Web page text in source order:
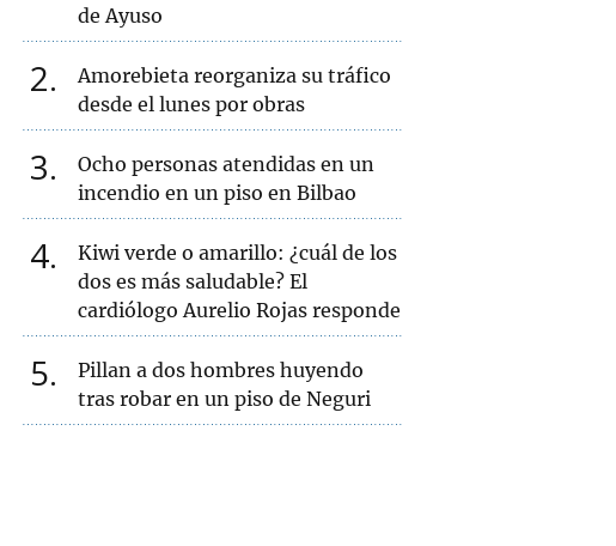
de Ayuso
2
Amorebieta reorganiza su tráfico
desde el lunes por obras
3
Ocho personas atendidas en un
incendio en un piso en Bilbao
4
Kiwi verde o amarillo: ¿cuál de los
dos es más saludable? El
cardiólogo Aurelio Rojas responde
5
Pillan a dos hombres huyendo
tras robar en un piso de Neguri